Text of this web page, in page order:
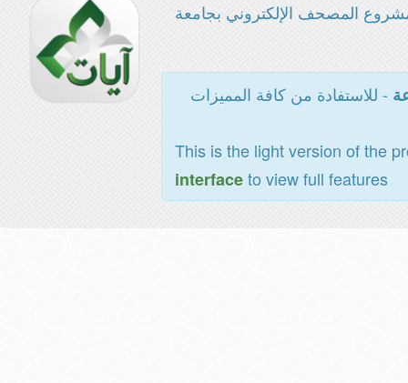
المصحف الإلكتروني بجامعة
- للاستفادة من كافة المميزات
This is the light version of the
interfaceto view full features